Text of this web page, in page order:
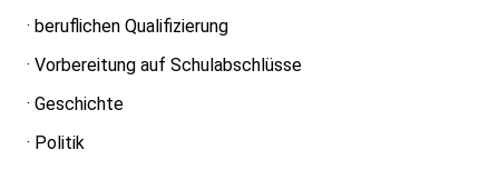
· beruflichen Qualifizierung
· Vorbereitung auf Schulabschlüsse
· Geschichte
· Politik